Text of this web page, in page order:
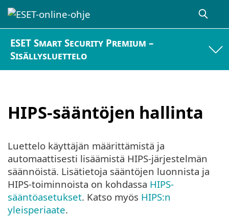
ESET Smart Security Premium –
Sisällysluettelo
HIPS-sääntöjen hallinta
Luettelo käyttäjän määrittämistä ja
automaattisesti lisäämistä HIPS-järjestelmän
säännöistä. Lisätietoja sääntöjen luonnista ja
HIPS-toiminnoista on kohdassa HIPS-
sääntöasetukset. Katso myös HIPS:n
yleisperiaate.